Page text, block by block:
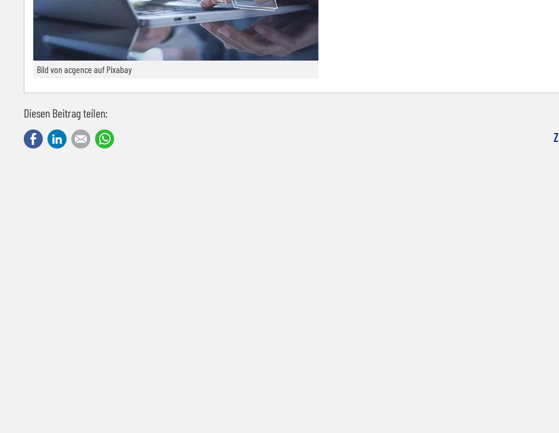
Bild von acgence auf Pixabay
Diesen Beitrag teilen:
FacebookLinkedInE-mail